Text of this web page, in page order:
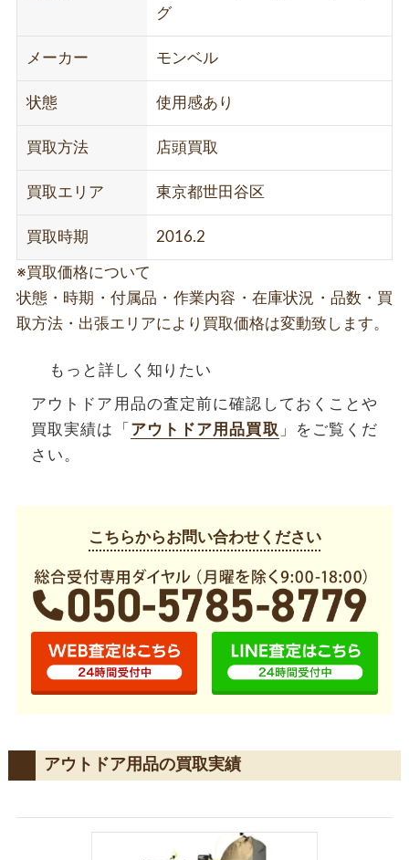
グ
メーカー モンベル
状態 使用感あり
買取方法 店頭買取
買取エリア 東京都世田谷区
買取時期 2016.2
※買取価格について
状態・時期・付属品・作業内容・在庫状況・品数・買
取方法・出張エリアにより買取価格は変動致します。
もっと詳しく知りたい
アウトドア用品の査定前に確認しておくことや
買取実績は「 アウトドア用品買取 」をご覧くだ
さい。
こちらからお問い合わせください
アウトドア用品の買取実績